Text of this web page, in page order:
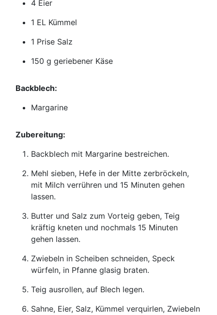
4 Eier
1 EL Kümmel
1 Prise Salz
150 g geriebener Käse
Backblech:
Margarine
Zubereitung:
Backblech mit Margarine bestreichen.
Mehl sieben, Hefe in der Mitte zerbröckeln,
mit Milch verrühren und 15 Minuten gehen
lassen.
Butter und Salz zum Vorteig geben, Teig
kräftig kneten und nochmals 15 Minuten
gehen lassen.
Zwiebeln in Scheiben schneiden, Speck
würfeln, in Pfanne glasig braten.
Teig ausrollen, auf Blech legen.
Sahne, Eier, Salz, Kümmel verquirlen, Zwiebeln